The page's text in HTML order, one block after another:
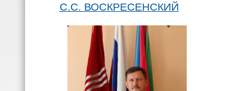
С.С. ВОСКРЕСЕНСКИЙ